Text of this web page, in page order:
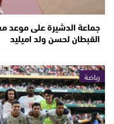
جماعة الدشيرة على موعد
القبطان لحسن ولد اميليد
رياضة